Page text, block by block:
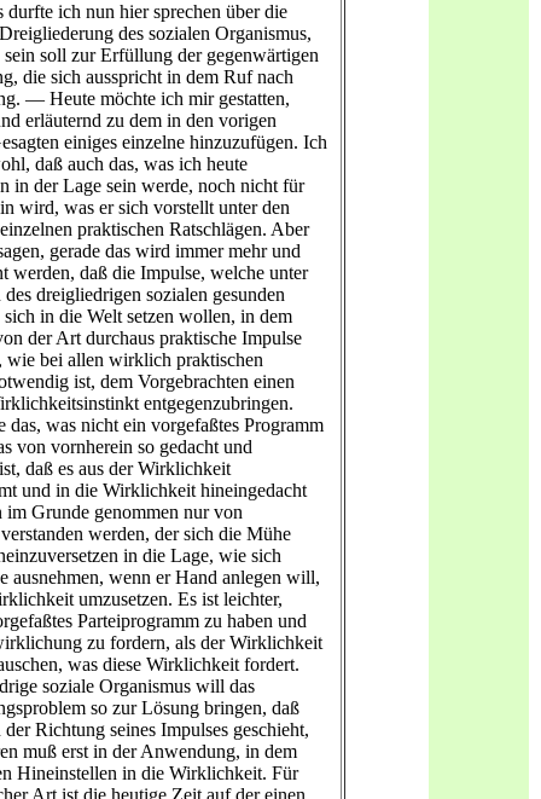
durfte ich nun hier sprechen über die
des sozialen Organismus,
sein soll zur Erfüllung der gegenwärtigen
die sich ausspricht in dem Ruf nach
— Heute möchte ich mir gestatten,
erläuternd zu dem in den vorigen
einiges einzelne hinzuzufügen. Ich
daß auch das, was ich heute
in der Lage sein werde, noch nicht für
wird, was er sich vorstellt unter den
praktischen Ratschlägen. Aber
gerade das wird immer mehr und
werden, daß die Impulse, welche unter
dreigliedrigen sozialen gesunden
sich in die Welt setzen wollen, in dem
der Art durchaus praktische Impulse
wie bei allen wirklich praktischen
ist, dem Vorgebrachten einen
entgegenzubringen.
das, was nicht ein vorgefaßtes Programm
von vornherein so gedacht und
daß es aus der Wirklichkeit
und in die Wirklichkeit hineingedacht
im Grunde genommen nur von
werden, der sich die Mühe
in die Lage, wie sich
ausnehmen, wenn er Hand anlegen will,
umzusetzen. Es ist leichter,
Parteiprogramm zu haben und
zu fordern, als der Wirklichkeit
was diese Wirklichkeit fordert.
soziale Organismus will das
so zur Lösung bringen, daß
Richtung seines Impulses geschieht,
muß erst in der Anwendung, in dem
Hineinstellen in die Wirklichkeit. Für
Art ist die heutige Zeit auf der einen